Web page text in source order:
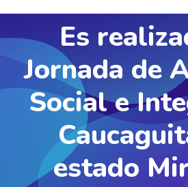
Es
Jornada de
Social e
estado